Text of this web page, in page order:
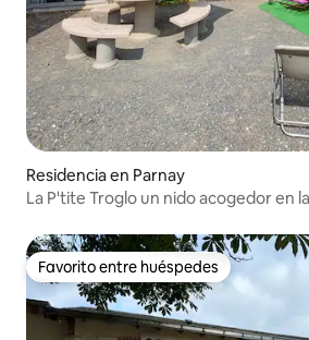
Residencia en Parnay
La P'tite Troglo un nido acogedor en
Favorito entre huéspedes
Favorito entre huéspedes